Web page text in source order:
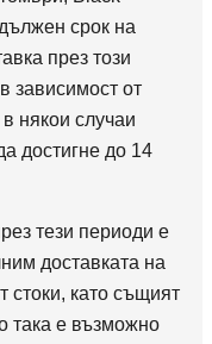
срок на
през този
зависимост от
някои случаи
достигне до 14
тези периоди е
доставката на
стоки, като същият
така е възможно